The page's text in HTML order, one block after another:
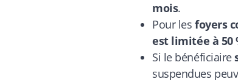
mois.
Pour les foyers
est limitée à 50
Si le bénéficiaire
suspendues